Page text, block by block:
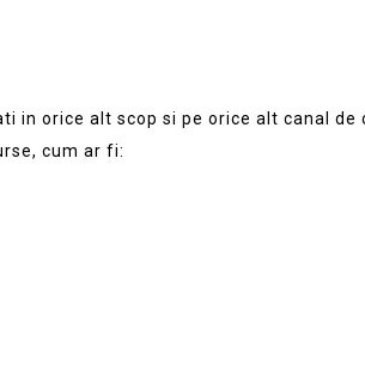
orice alt scop si pe orice alt canal de
cum ar fi: